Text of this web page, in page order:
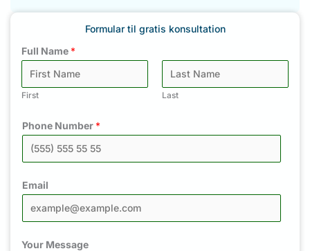
Formular til gratis konsultation
Full Name *
First Last
Phone Number *
Email
Your Message